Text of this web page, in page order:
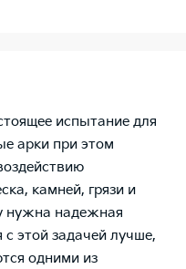
испытание для
арки при этом
камней, грязи и
нужна надежная
этой задачей лучше,
одними из